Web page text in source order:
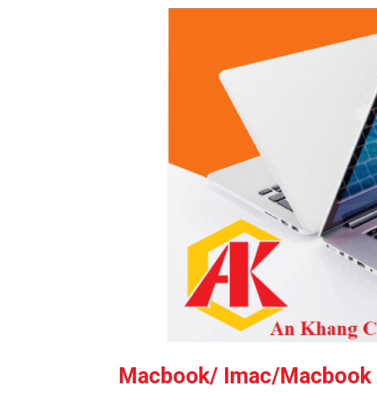
Macbook/ Imac/